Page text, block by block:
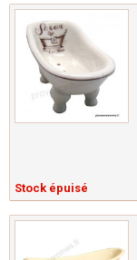
Stock épuisé